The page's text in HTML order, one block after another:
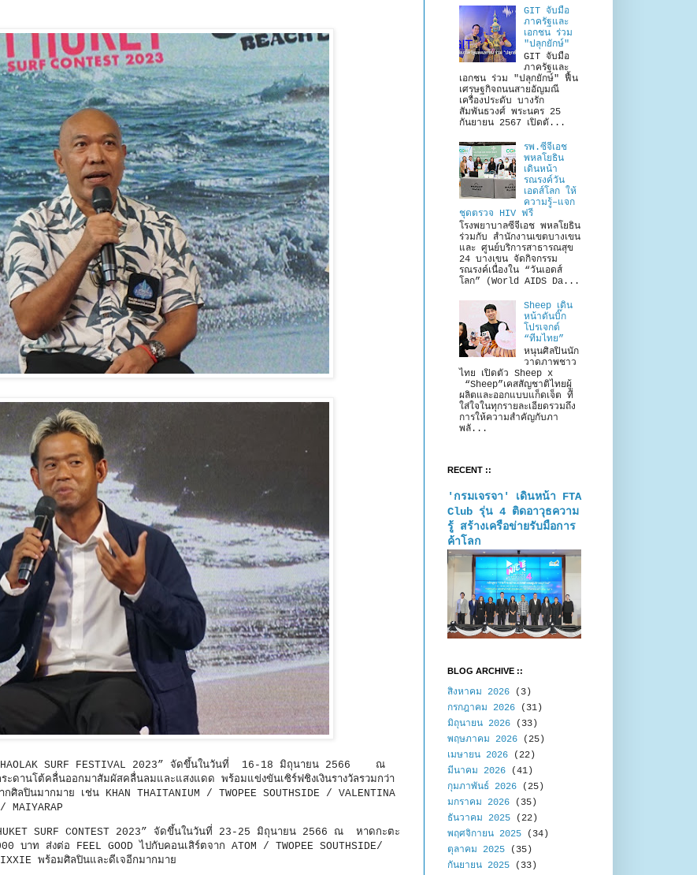
SURF FESTIVAL 2023” จัดขึ้นในวันที่ 16-18 มิถุนายน 2566 ณ
ะดานโต้คลื่นออกมาสัมผัสคลื่นลมและแสงแดด พร้อมแข่งขันเซิร์ฟชิงเงินรางวัลรวมกว่า
ลปินมากมาย เช่น KHAN THAITANIUM / TWOPEE SOUTHSIDE / VALENTINA
MAIYARAP
SURF CONTEST 2023” จัดขึ้นในวันที่ 23-25 มิถุนายน 2566 ณ หาดกะตะ
บาท ส่งต่อ FEEL GOOD ไปกับคอนเสิร์ตจาก ATOM / TWOPEE SOUTHSIDE/
พร้อมศิลปินและดีเจอีกมากมาย
GIT จับมือ
ภาครัฐและ
เอกชน ร่วม
"ปลุกยักษ์"
GIT จับมือ
ภาครัฐและ
เอกชน ร่วม "ปลุกยักษ์" ฟื้น
เศรษฐกิจถนนสายอัญมณี
เครื่องประดับ บางรัก
สัมพันธวงศ์ พระนคร 25
กันยายน 2567 เปิดตั...
รพ.ซีจีเอช
พหลโยธิน
เดินหน้า
รณรงค์วัน
เอดส์โลก ให้
ความรู้–แจก
ชุดตรวจ HIV ฟรี
โรงพยาบาลซีจีเอช พหลโยธิน
ร่วมกับ สำนักงานเขตบางเขน
และ ศูนย์บริการสาธารณสุข
24 บางเขน จัดกิจกรรม
รณรงค์เนื่องใน “วันเอดส์
โลก” (World AIDS Da...
Sheep เดิน
หน้าดันบิ๊ก
โปรเจกต์
“ทีมไทย”
หนุนศิลปินนัก
วาดภาพชาว
ไทย เปิดตัว Sheep x
“Sheep”เคสสัญชาติไทยผู้
ผลิตและออกแบบแก็ดเจ็ต ที่
ใส่ใจในทุกรายละเอียดรวมถึง
การให้ความสำคัญกับภา
พลั...
RECENT ::
'กรมเจรจา' เดินหน้า FTA
Club รุ่น 4 ติดอาวุธความ
รู้ สร้างเครือข่ายรับมือการ
ค้าโลก
BLOG ARCHIVE ::
สิงหาคม 2026 (3)
กรกฎาคม 2026 (31)
มิถุนายน 2026 (33)
พฤษภาคม 2026 (25)
เมษายน 2026 (22)
มีนาคม 2026 (41)
กุมภาพันธ์ 2026 (25)
มกราคม 2026 (35)
ธันวาคม 2025 (22)
พฤศจิกายน 2025 (34)
ตุลาคม 2025 (35)
กันยายน 2025 (33)